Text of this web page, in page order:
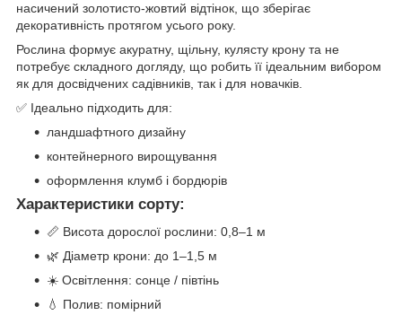
насичений золотисто-жовтий відтінок, що зберігає
декоративність протягом усього року.
Рослина формує акуратну, щільну, кулясту крону та не
потребує складного догляду, що робить її ідеальним вибором
як для досвідчених садівників, так і для новачків.
✅ Ідеально підходить для:
ландшафтного дизайну
контейнерного вирощування
оформлення клумб і бордюрів
Характеристики сорту:
📏 Висота дорослої рослини: 0,8–1 м
🌿 Діаметр крони: до 1–1,5 м
☀️ Освітлення: сонце / півтінь
💧 Полив: помірний